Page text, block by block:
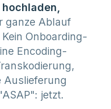
ganze Ablauf
Onboarding-
Encoding-
Auslieferung
jetzt.